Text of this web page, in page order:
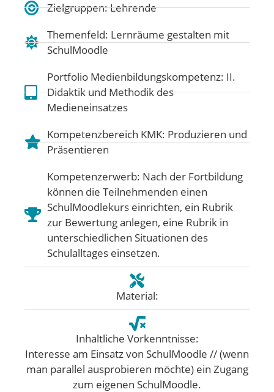
Zielgruppen: Lehrende
Themenfeld: Lernräume gestalten mit
SchulMoodle
Portfolio Medienbildungskompetenz: II.
Didaktik und Methodik des
Medieneinsatzes
Kompetenzbereich KMK: Produzieren und
Präsentieren
Kompetenzerwerb: Nach der Fortbildung
können die Teilnehmenden einen
SchulMoodlekurs einrichten, ein Rubrik
zur Bewertung anlegen, eine Rubrik in
unterschiedlichen Situationen des
Schulalltages einsetzen.
Material:
Inhaltliche Vorkenntnisse:
Interesse am Einsatz von SchulMoodle // (wenn
man parallel ausprobieren möchte) ein Zugang
zum eigenen SchulMoodle.